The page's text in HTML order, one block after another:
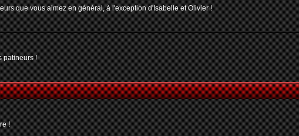
que vous aimez en général, à l'exception d'Isabelle et Olivier !
patineurs !
!